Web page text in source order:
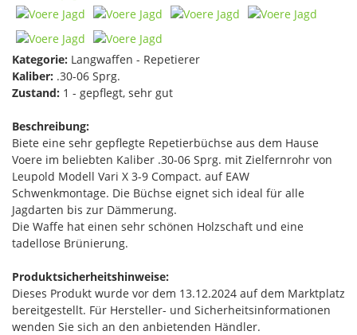
Kategorie: Langwaffen - Repetierer
Kaliber: .30-06 Sprg.
Zustand: 1 - gepflegt, sehr gut
Beschreibung:
Biete eine sehr gepflegte Repetierbüchse aus dem Hause
Voere im beliebten Kaliber .30-06 Sprg. mit Zielfernrohr von
Leupold Modell Vari X 3-9 Compact. auf EAW
Schwenkmontage. Die Büchse eignet sich ideal für alle
Jagdarten bis zur Dämmerung.
Die Waffe hat einen sehr schönen Holzschaft und eine
tadellose Brünierung.
Produktsicherheitshinweise:
Dieses Produkt wurde vor dem 13.12.2024 auf dem Marktplatz
bereitgestellt. Für Hersteller- und Sicherheitsinformationen
wenden Sie sich an den anbietenden Händler.